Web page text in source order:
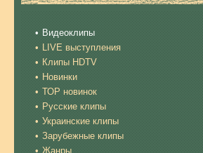
Видеоклипы
LIVE выступления
Клипы HDTV
Новинки
ТОР новинок
Русские клипы
Украинские клипы
Зарубежные клипы
Жанры